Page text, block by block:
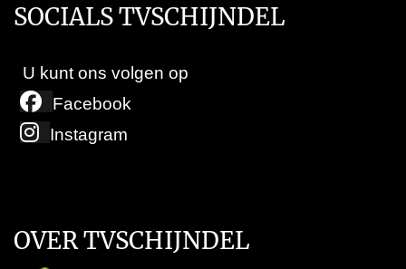
SOCIALS TVSCHIJNDEL
U kunt ons volgen op
Facebook
Instagram
OVER TVSCHIJNDEL